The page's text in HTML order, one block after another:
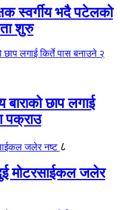
स्वर्गीय भदै पटेलको
शुरु
बाराको छाप लगाई
पक्राउ
८
मोटरसाईकल जलेर